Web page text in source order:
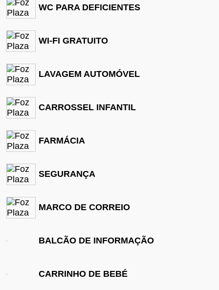
WC PARA DEFICIENTES
WI-FI GRATUITO
LAVAGEM AUTOMÓVEL
CARROSSEL INFANTIL
FARMÁCIA
SEGURANÇA
MARCO DE CORREIO
BALCÃO DE INFORMAÇÃO
CARRINHO DE BEBÉ